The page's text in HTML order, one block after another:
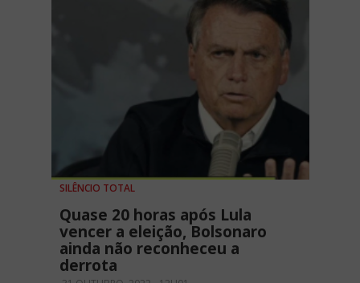
SILÊNCIO TOTAL
Quase 20 horas após Lula
vencer a eleição, Bolsonaro
ainda não reconheceu a
derrota